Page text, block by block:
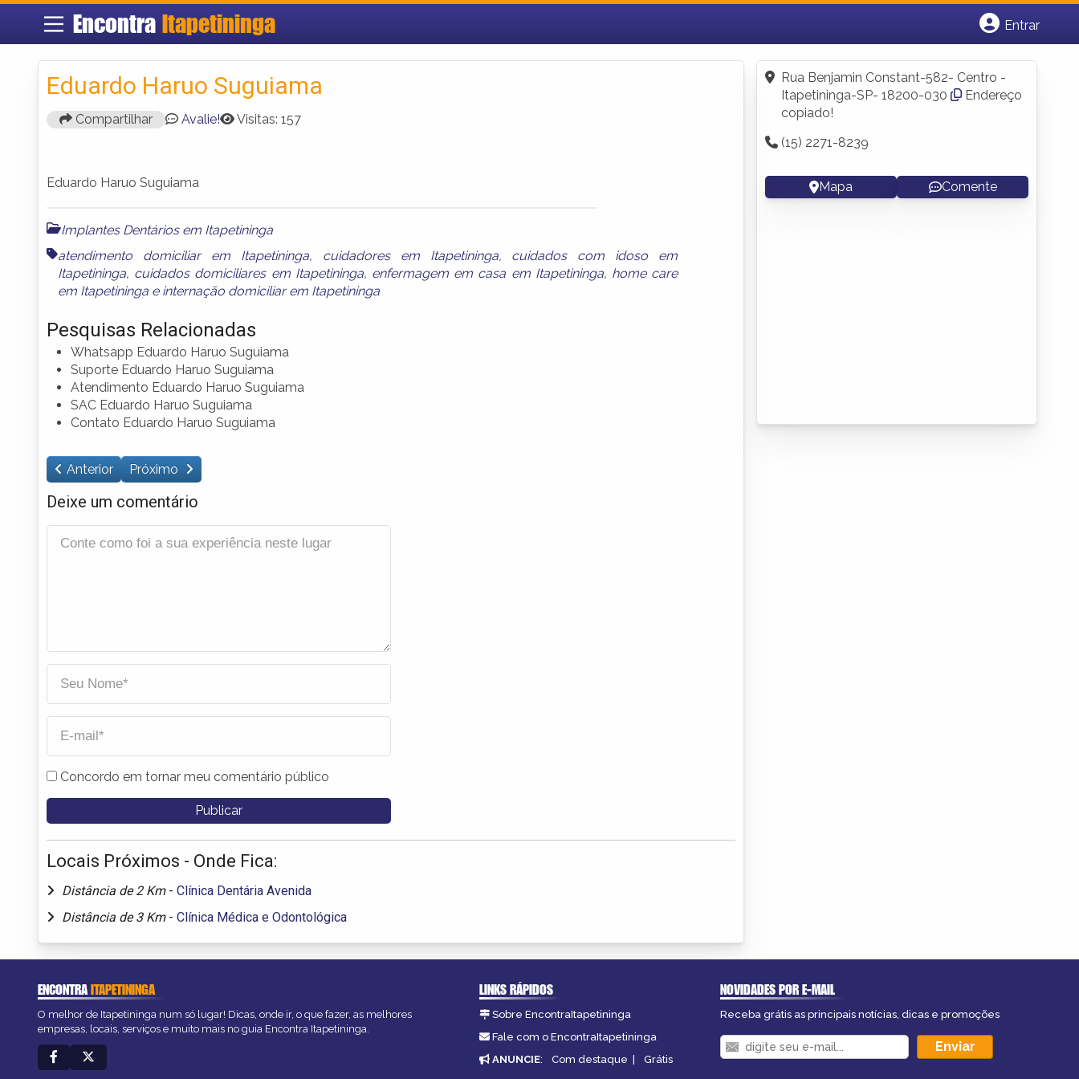
Encontra Itapetininga
Entrar
Fazer login
Criar conta
Eduardo Haruo Suguiama
Compartilhar Avalie! Visitas: 157
Eduardo Haruo Suguiama
Implantes Dentários em Itapetininga
atendimento domiciliar em Itapetininga, cuidadores em Itapetininga, cuidados com idoso em
Itapetininga, cuidados domiciliares em Itapetininga, enfermagem em casa em Itapetininga, home care
em Itapetininga e internação domiciliar em Itapetininga
Pesquisas Relacionadas
Whatsapp Eduardo Haruo Suguiama
Suporte Eduardo Haruo Suguiama
Atendimento Eduardo Haruo Suguiama
SAC Eduardo Haruo Suguiama
Contato Eduardo Haruo Suguiama
Anterior Próximo
Deixe um comentário
Concordo em tornar meu comentário público
Locais Próximos - Onde Fica:
Distância de 2 Km - Clínica Dentária Avenida
Distância de 3 Km - Clínica Médica e Odontológica
Rua Benjamin Constant-582- Centro -
Itapetininga-SP- 18200-030
Endereço
copiado!
(15) 2271-8239
Mapa Comente
ENCONTRAITAPETININGA
O melhor de Itapetininga num só lugar! Dicas, onde ir, o que fazer, as melhores
empresas, locais, serviços e muito mais no guia Encontra Itapetininga.
LINKS RÁPIDOS
Sobre EncontraItapetininga
Fale com o EncontraItapetininga
ANUNCIE: Com destaque | Grátis
NOVIDADES POR E-MAIL
Receba grátis as principais notícias, dicas e promoções